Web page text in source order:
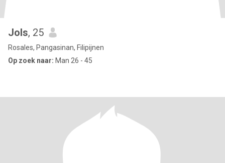
Jols, 25
Rosales, Pangasinan, Filipijnen
Op zoek naar: Man 26 - 45